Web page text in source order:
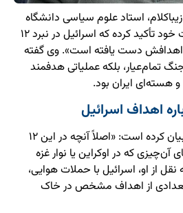
استاد علوم سیاسی دانشگاه
تهران، در تازه‌ترین اظهارات خود تأکید کرده که اسرائیل در نبرد ۱۲
اهدافش دست یافته است». وی گفته
تمام‌عیار، بلکه عملیاتی هدفمند
هسته‌ای ایران بود.
اهداف اسرائیل
زیباکلام در این گفت‌وگو بیان کرده است: «اصلاً آنچه در این ۱۲
آن‌چیزی که در اوکراین یا نوار غزه
از او، اسرائیل با حملات هوایی،
از اهداف مشخص در خاک